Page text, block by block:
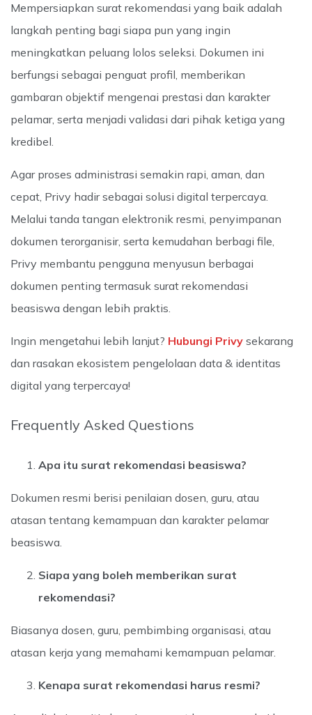
Mempersiapkan surat rekomendasi yang baik adalah
langkah penting bagi siapa pun yang ingin
meningkatkan peluang lolos seleksi. Dokumen ini
berfungsi sebagai penguat profil, memberikan
gambaran objektif mengenai prestasi dan karakter
pelamar, serta menjadi validasi dari pihak ketiga yang
kredibel.
Agar proses administrasi semakin rapi, aman, dan
cepat, Privy hadir sebagai solusi digital terpercaya.
Melalui tanda tangan elektronik resmi, penyimpanan
dokumen terorganisir, serta kemudahan berbagi file,
Privy membantu pengguna menyusun berbagai
dokumen penting termasuk surat rekomendasi
beasiswa dengan lebih praktis.
Ingin mengetahui lebih lanjut? Hubungi Privy sekarang
dan rasakan ekosistem pengelolaan data & identitas
digital yang terpercaya!
Frequently Asked Questions
Apa itu surat rekomendasi beasiswa?
Dokumen resmi berisi penilaian dosen, guru, atau
atasan tentang kemampuan dan karakter pelamar
beasiswa.
Siapa yang boleh memberikan surat
rekomendasi?
Biasanya dosen, guru, pembimbing organisasi, atau
atasan kerja yang memahami kemampuan pelamar.
Kenapa surat rekomendasi harus resmi?